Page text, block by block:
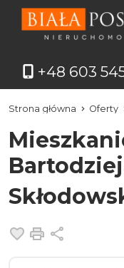
+48 603
Strona główna Oferty
Dodaj do
Drukuj